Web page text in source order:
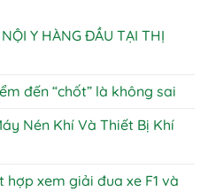
Y HÀNG ĐẦU TẠI THỊ
đến “chốt” là không sai
Nén Khí Và Thiết Bị Khí
xem giải đua xe F1 và